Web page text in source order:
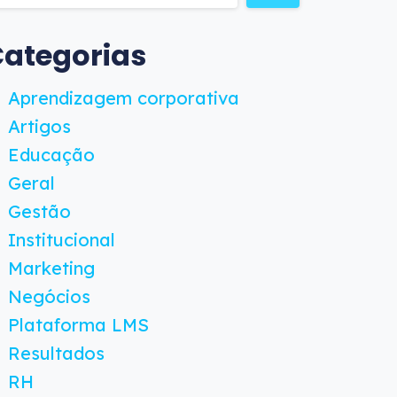
Aprendizagem corporativa
Artigos
Educação
Geral
Gestão
Institucional
Marketing
Negócios
Plataforma LMS
Resultados
RH